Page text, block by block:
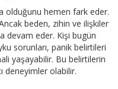
olduğunu hemen fark eder.
Ancak beden, zihin ve ilişkiler
devam eder. Kişi bugün
sorunları, panik belirtileri
yaşayabilir. Bu belirtilerin
deneyimler olabilir.